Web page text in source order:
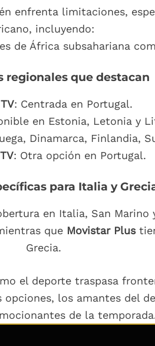
enfrenta limitaciones,
incluyendo:
de África subsahariana
regionales que destacan
: Centrada en Portugal.
en Estonia, Letonia y
Dinamarca, Finlandia,
: Otra opción en Portugal.
para Italia y
en Italia, San Marino
que Movistar Plus
Grecia.
el deporte traspasa
los amantes del
de la